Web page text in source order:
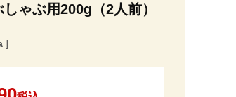
ゃぶ用200g（2人前）